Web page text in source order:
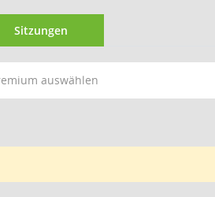
Sitzungen
auswählen